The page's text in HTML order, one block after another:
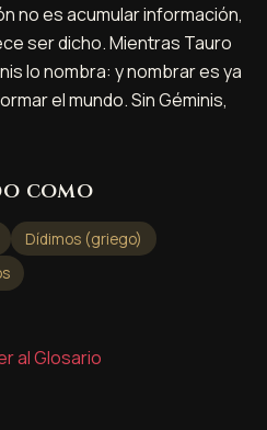
no es acumular información,
ser dicho. Mientras Tauro
lo nombra: y nombrar es ya
el mundo. Sin Géminis,
como
Dídimos (griego)
al Glosario